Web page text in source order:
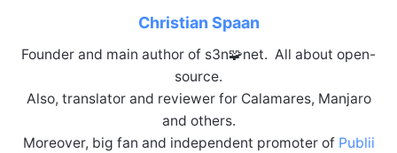
Christian Spaan
Founder and main author of s3n🧩net. All about open-
source.
Also, translator and reviewer for Calamares, Manjaro
and others.
Moreover, big fan and independent promoter of Publii